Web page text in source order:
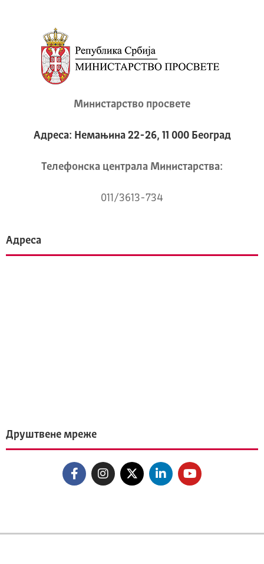
Министарство просвете
Адреса: Немањина 22-26, 11 000 Београд
Телeфонска централа Mинистарства:
011/3613-734
Адреса
Друштвене мреже